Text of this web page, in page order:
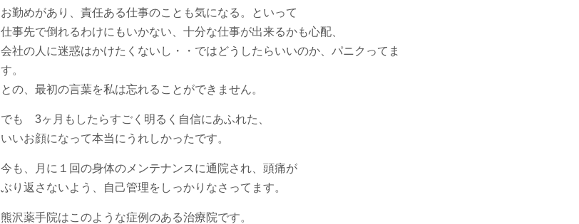
お勤めがあり、責任ある仕事のことも気になる。といって
仕事先で倒れるわけにもいかない、十分な仕事が出来るかも心配、
会社の人に迷惑はかけたくないし・・ではどうしたらいいのか、パニクってま
す。
との、最初の言葉を私は忘れることができません。
でも 3ヶ月もしたらすごく明るく自信にあふれた、
いいお顔になって本当にうれしかったです。
今も、月に１回の身体のメンテナンスに通院され、頭痛が
ぶり返さないよう、自己管理をしっかりなさってます。
熊沢薬手院はこのような症例のある治療院です。